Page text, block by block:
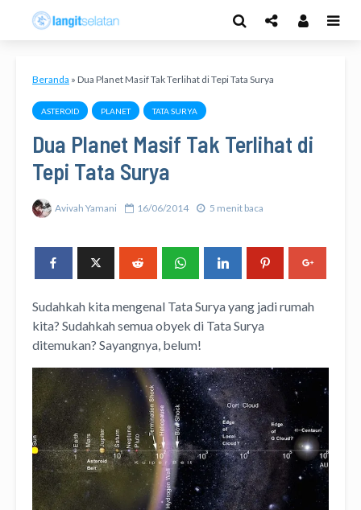
Beranda » Dua Planet Masif Tak Terlihat di Tepi Tata Surya
ASTEROID PLANET TATA SURYA
Dua Planet Masif Tak Terlihat di
Tepi Tata Surya
Avivah Yamani 16/06/2014 5 menit baca
Sudahkah kita mengenal Tata Surya yang jadi rumah
kita? Sudahkah semua obyek di Tata Surya
ditemukan? Sayangnya, belum!